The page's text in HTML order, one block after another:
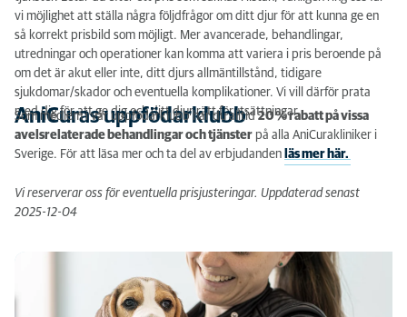
vi möjlighet att ställa några följdfrågor om ditt djur för att kunna ge en
så korrekt prisbild som möjligt. Mer avancerade, behandlingar,
utredningar och operationer kan komma att variera i pris beroende på
om det är akut eller inte, ditt djurs allmäntillstånd, tidigare
sjukdomar/skador och eventuella komplikationer. Vi vill därför prata
med dig för att ge dig och ditt djur rätt förutsättningar.
AniCuras uppfödarklubb
Som medlem i vår uppfödarklubb har du alltid20 % rabatt på vissa
avelsrelaterade behandlingar och tjänster på alla AniCurakliniker i
Sverige. För att läsa mer och ta del av erbjudanden läs mer här.
Vi reserverar oss för eventuella prisjusteringar. Uppdaterad senast
2025-12-04